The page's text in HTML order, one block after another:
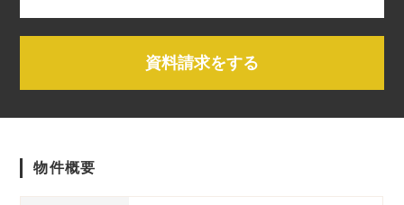
資料請求をする
物件概要